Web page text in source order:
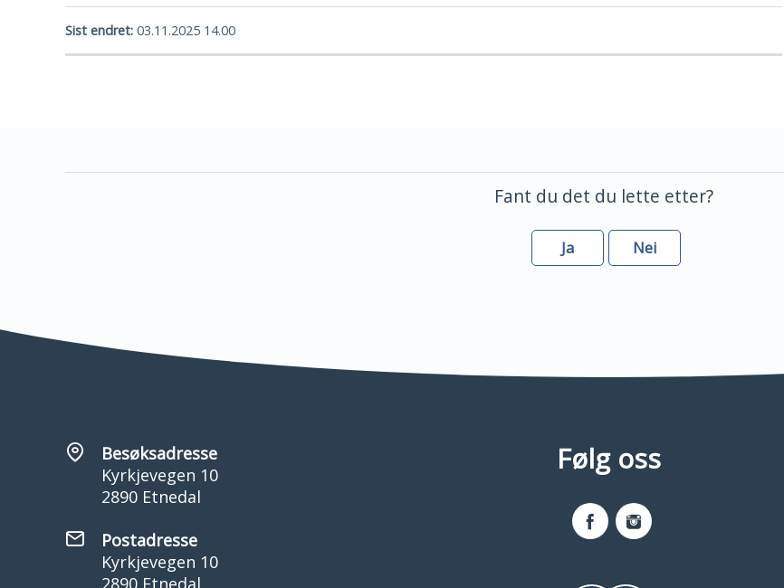
Sist endret 03.11.2025 14.00
Fant du det du lette etter?
Ja Nei
Besøksadresse
Kyrkjevegen 10
2890 Etnedal
Postadresse
Kyrkjevegen 10
Følg oss
FacebookInstagram